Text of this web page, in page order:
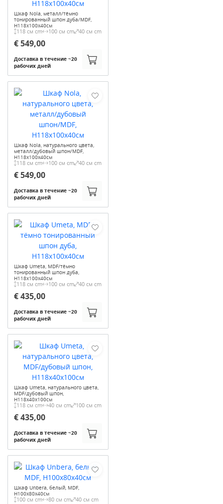
Шкаф Nola, металл/тёмно
тонированный шпон дуба/MDF,
H118х100х40см
118 см cm 100 см cm 40 см cm
€ 549,00
Доставка в течение ~20
рабочих дней
Шкаф Nola, натурального цвета,
металл/дубовый шпон/MDF,
H118х100х40см
118 см cm 100 см cm 40 см cm
€ 549,00
Доставка в течение ~20
рабочих дней
Шкаф Umeta, MDF/тёмно
тонированный шпон дуба,
H118х100х40см
118 см cm 100 см cm 40 см cm
€ 435,00
Доставка в течение ~20
рабочих дней
Шкаф Umeta, натурального цвета,
MDF/дубовый шпон,
H118х40х100см
118 см cm 40 см cm 100 см cm
€ 435,00
Доставка в течение ~20
рабочих дней
Шкаф Unbera, белый, MDF,
H100х80х40см
100 см cm 80 см cm 40 см cm